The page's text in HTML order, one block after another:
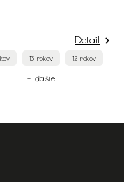
12 rokov